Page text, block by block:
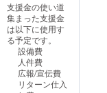
用する
ので、
歪みが
出る場
合があ
ります
※ペー
パー仕
支援金の使い道
集まった支援金
は以下に使用す
る予定です。
設備費
人件費
広報/宣伝費
リターン仕入